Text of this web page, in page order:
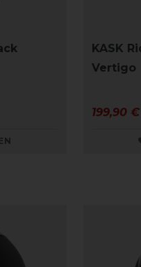
KASK
Vertigo
199,90